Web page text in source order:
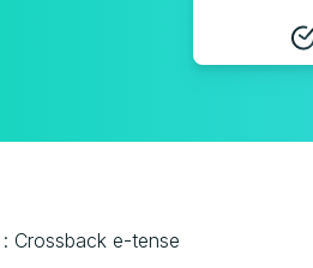
Crossback e-tense